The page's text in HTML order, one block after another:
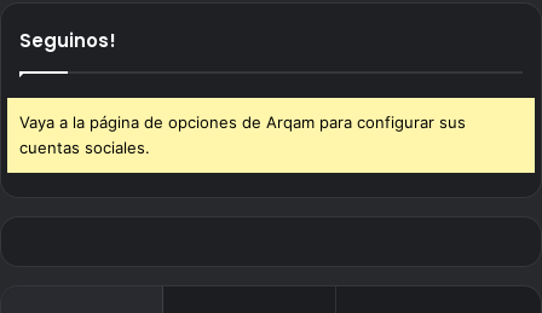
Seguinos!
Vaya a la página de opciones de Arqam para configurar sus
cuentas sociales.